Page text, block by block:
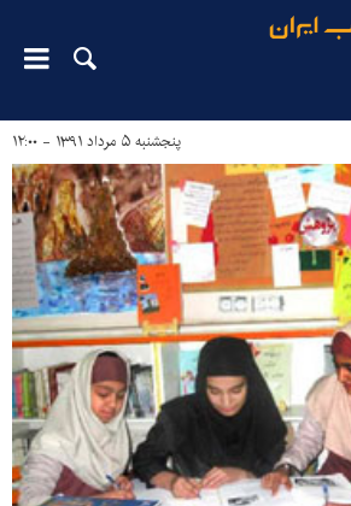
پنجشنبه ۵ مرداد ۱۳۹۱ - ۱۲:۰۰